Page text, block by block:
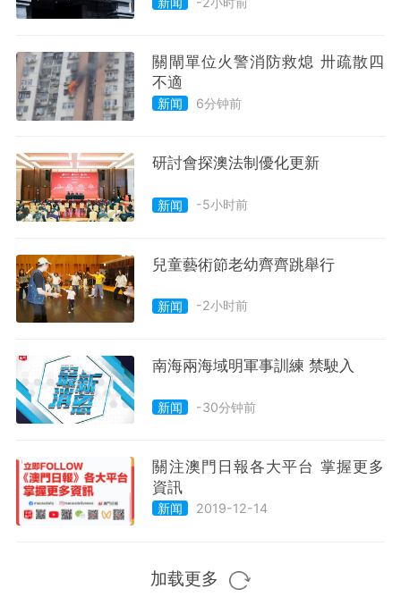
關閘單位火警消防救熄 卅疏散四
不適
新闻 6分钟前
研討會探澳法制優化更新
新闻 -5小时前
兒童藝術節老幼齊齊跳舉行
新闻 -2小时前
南海兩海域明軍事訓練 禁駛入
新闻 -30分钟前
關注澳門日報各大平台 掌握更多
資訊
新闻 2019-12-14
加载更多